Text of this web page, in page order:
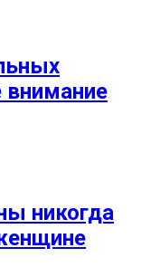
внимание
никогда